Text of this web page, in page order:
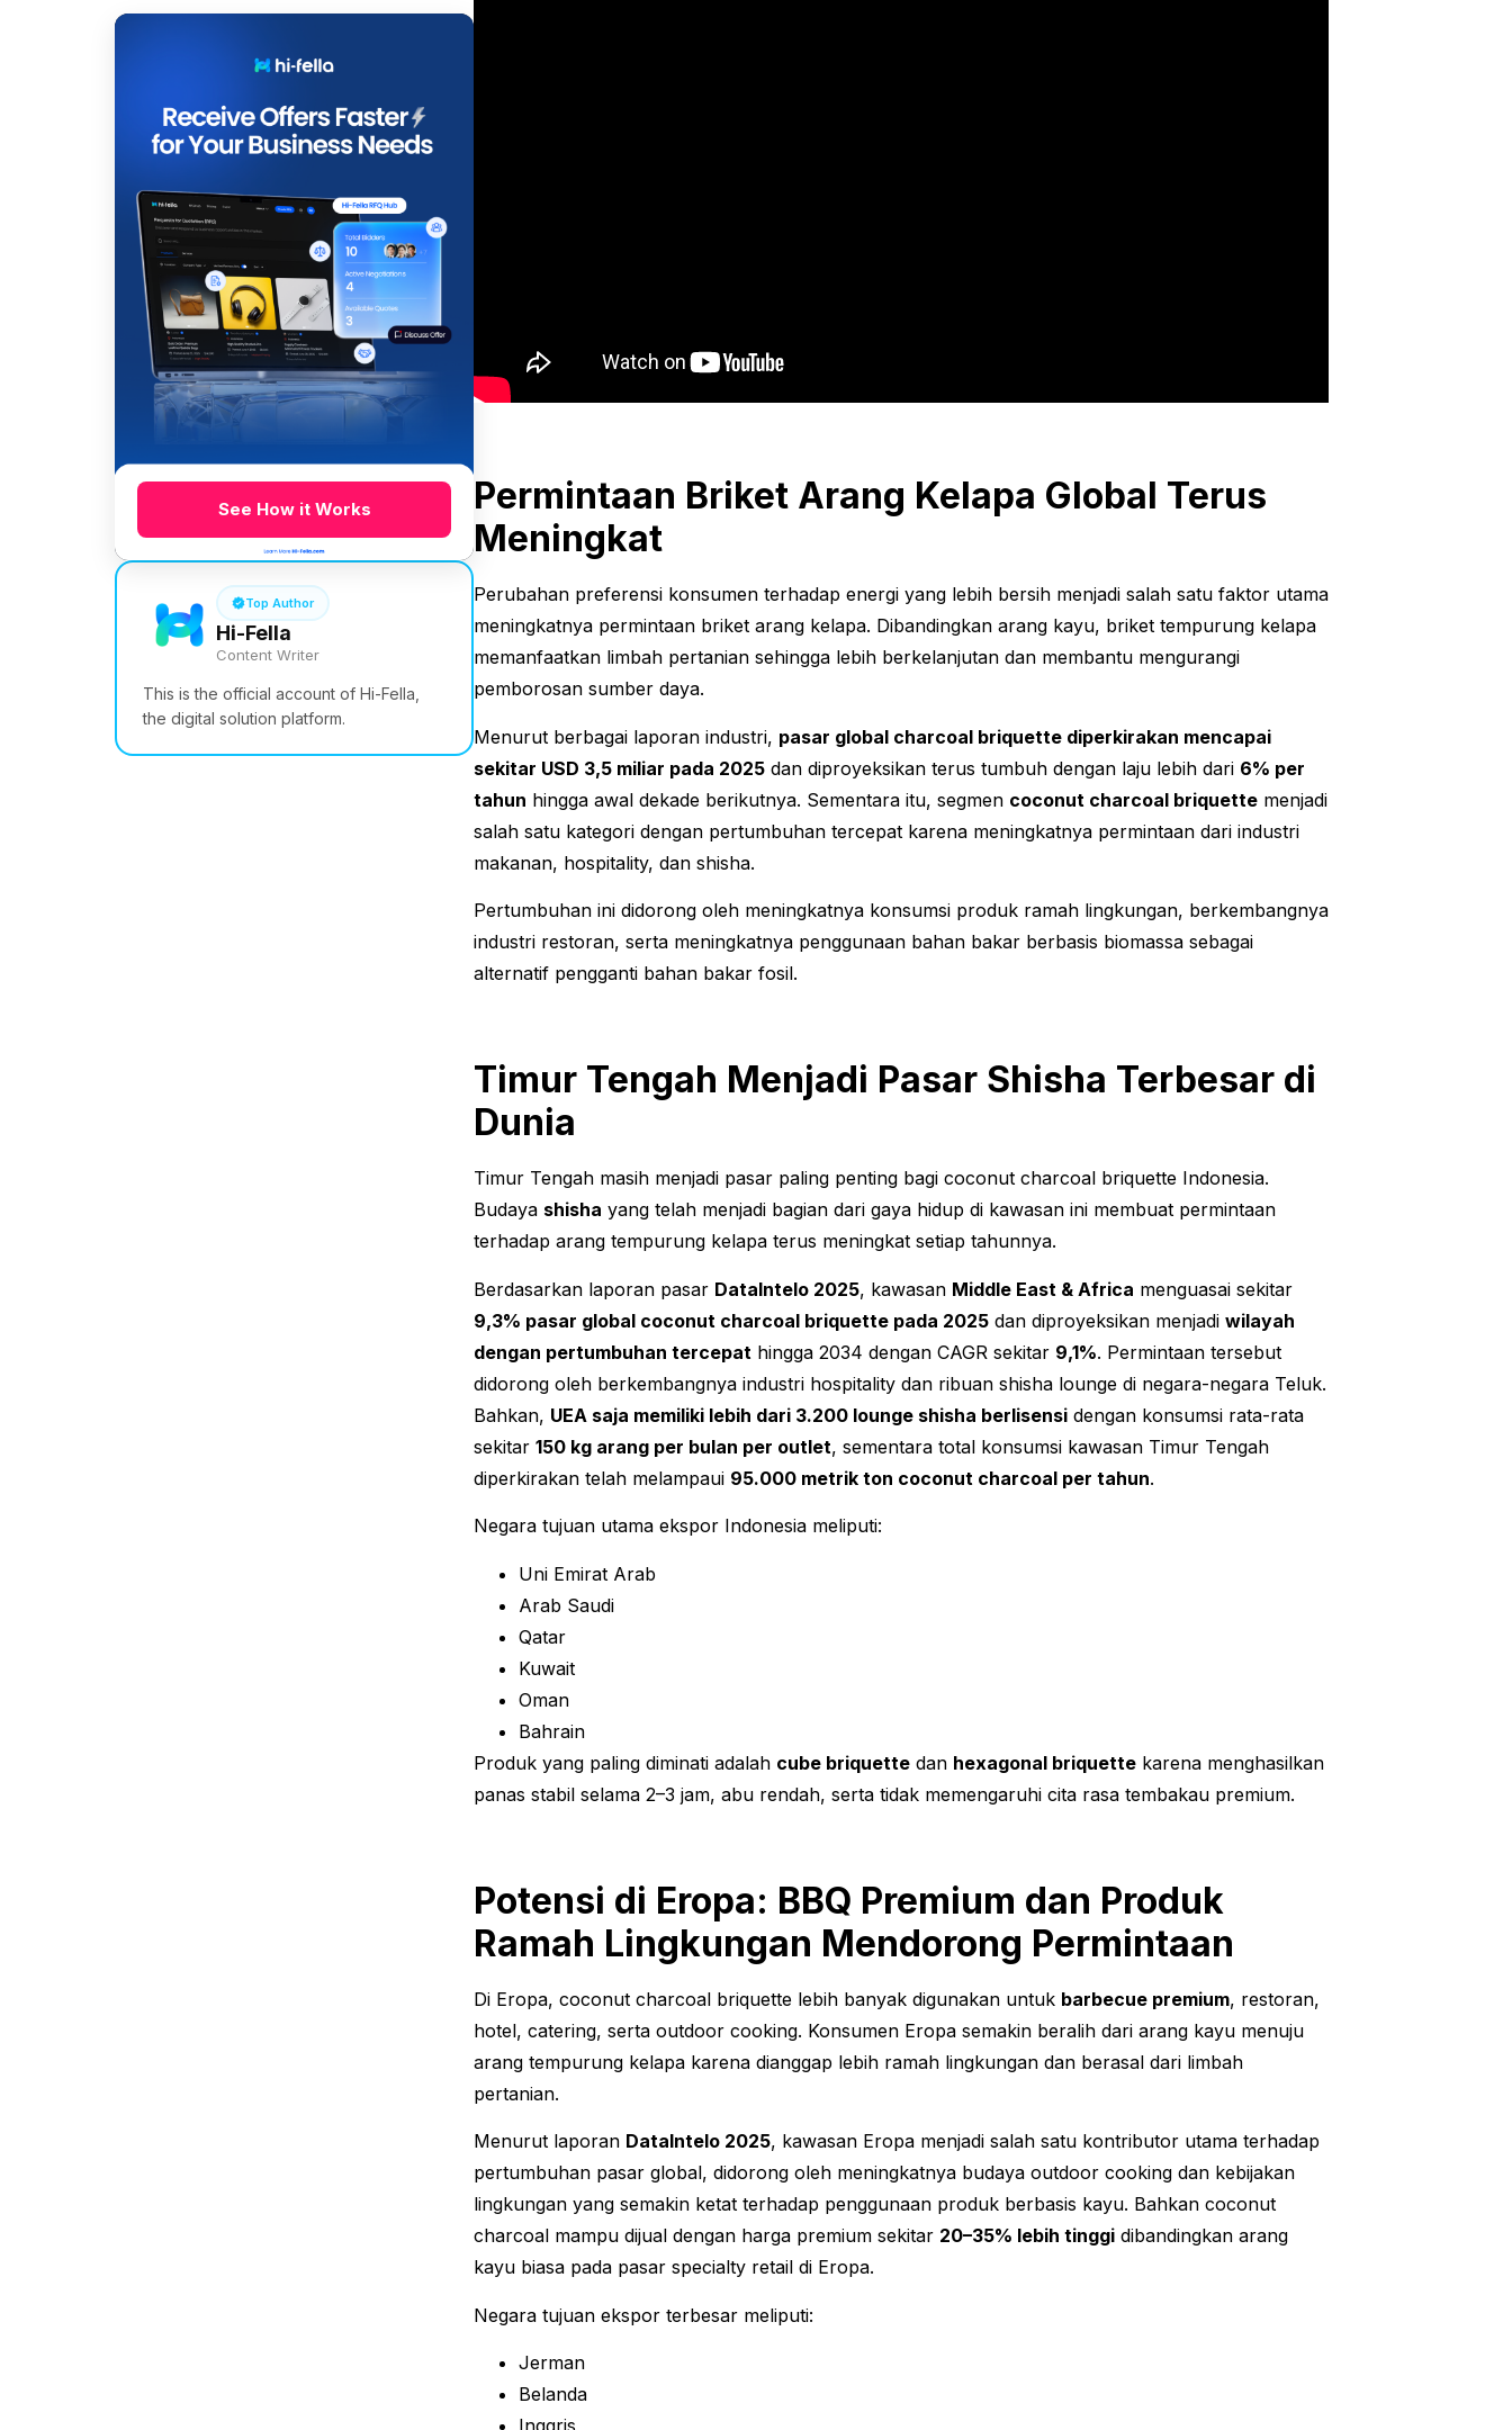
See How it Works
Top Author
Hi-Fella
Content Writer
This is the official account of Hi-Fella,
the digital solution platform.
Permintaan Briket Arang Kelapa Global Terus
Meningkat
Perubahan preferensi konsumen terhadap energi yang lebih bersih menjadi salah satu faktor utama
meningkatnya permintaan briket arang kelapa. Dibandingkan arang kayu, briket tempurung kelapa
memanfaatkan limbah pertanian sehingga lebih berkelanjutan dan membantu mengurangi
pemborosan sumber daya.
Menurut berbagai laporan industri, pasar global charcoal briquette diperkirakan mencapai
sekitar USD 3,5 miliar pada 2025 dan diproyeksikan terus tumbuh dengan laju lebih dari 6% per
tahun hingga awal dekade berikutnya. Sementara itu, segmen coconut charcoal briquette menjadi
salah satu kategori dengan pertumbuhan tercepat karena meningkatnya permintaan dari industri
makanan, hospitality, dan shisha.
Pertumbuhan ini didorong oleh meningkatnya konsumsi produk ramah lingkungan, berkembangnya
industri restoran, serta meningkatnya penggunaan bahan bakar berbasis biomassa sebagai
alternatif pengganti bahan bakar fosil.
Timur Tengah Menjadi Pasar Shisha Terbesar di
Dunia
Timur Tengah masih menjadi pasar paling penting bagi coconut charcoal briquette Indonesia.
Budaya shisha yang telah menjadi bagian dari gaya hidup di kawasan ini membuat permintaan
terhadap arang tempurung kelapa terus meningkat setiap tahunnya.
Berdasarkan laporan pasar DataIntelo 2025, kawasan Middle East & Africa menguasai sekitar
9,3% pasar global coconut charcoal briquette pada 2025 dan diproyeksikan menjadiwilayah
dengan pertumbuhan tercepat hingga 2034 dengan CAGR sekitar 9,1%. Permintaan tersebut
didorong oleh berkembangnya industri hospitality dan ribuan shisha lounge di negara-negara Teluk.
Bahkan, UEA saja memiliki lebih dari 3.200 lounge shisha berlisensi dengan konsumsi rata-rata
sekitar150 kg arang per bulan per outlet, sementara total konsumsi kawasan Timur Tengah
diperkirakan telah melampaui 95.000 metrik ton coconut charcoal per tahun.
Negara tujuan utama ekspor Indonesia meliputi:
Uni Emirat Arab
Arab Saudi
Qatar
Kuwait
Oman
Bahrain
Produk yang paling diminati adalah cube briquette dan hexagonal briquette karena menghasilkan
panas stabil selama 2–3 jam, abu rendah, serta tidak memengaruhi cita rasa tembakau premium.
Potensi di Eropa: BBQ Premium dan Produk
Ramah Lingkungan Mendorong Permintaan
Di Eropa, coconut charcoal briquette lebih banyak digunakan untuk barbecue premium, restoran,
hotel, catering, serta outdoor cooking. Konsumen Eropa semakin beralih dari arang kayu menuju
arang tempurung kelapa karena dianggap lebih ramah lingkungan dan berasal dari limbah
pertanian.
Menurut laporan DataIntelo 2025, kawasan Eropa menjadi salah satu kontributor utama terhadap
pertumbuhan pasar global, didorong oleh meningkatnya budaya outdoor cooking dan kebijakan
lingkungan yang semakin ketat terhadap penggunaan produk berbasis kayu. Bahkan coconut
charcoal mampu dijual dengan harga premium sekitar 20–35% lebih tinggi dibandingkan arang
kayu biasa pada pasar specialty retail di Eropa.
Negara tujuan ekspor terbesar meliputi:
Jerman
Belanda